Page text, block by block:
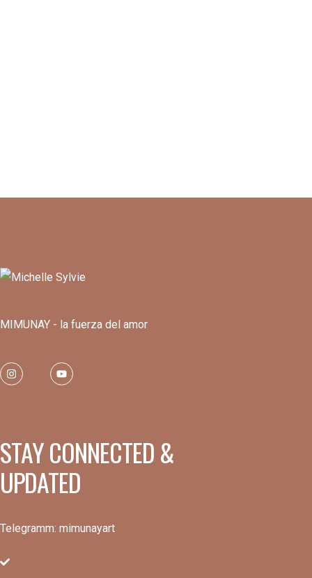
STAY CONNECTED &
UPDATED
Telegramm: mimunayart
MIMUNAY - la fuerza del amor